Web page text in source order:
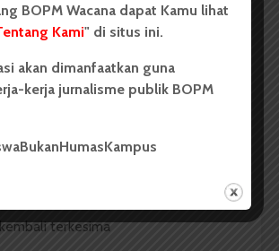
alam kau akan tertimpa bencana?
terkesima
BOPM Wacana dapat Kamu lihat
Kami" di situs ini.
akan dimanfaatkan guna
kerja jurnalisme publik BOPM